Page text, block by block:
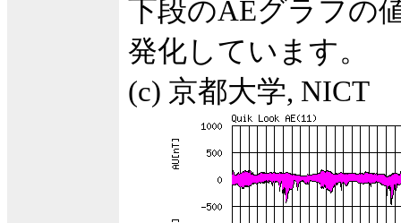
下段のAEグラフの
発化しています。
(c) 京都大学, NICT